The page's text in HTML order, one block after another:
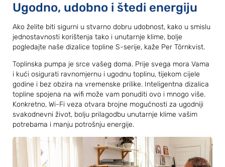
Ugodno, udobno i štedi energiju
Ako želite biti sigurni u stvarno dobru udobnost, kako u smislu
jednostavnosti korištenja tako i unutarnje klime, bolje
pogledajte naše dizalice topline S-serije, kaže Per Törnkvist.
Toplinska pumpa je srce vašeg doma. Prije svega mora Vama
i kući osigurati ravnomjernu i ugodnu toplinu, tijekom cijele
godine i bez obzira na vremenske prilike. Inteligentna dizalica
topline spojena na wifi može vam ponuditi ovo i mnogo više.
Konkretno, Wi-Fi veza otvara brojne mogućnosti za ugodniji
svakodnevni život, bolju prilagodbu unutarnje klime vašim
potrebama i manju potrošnju energije.